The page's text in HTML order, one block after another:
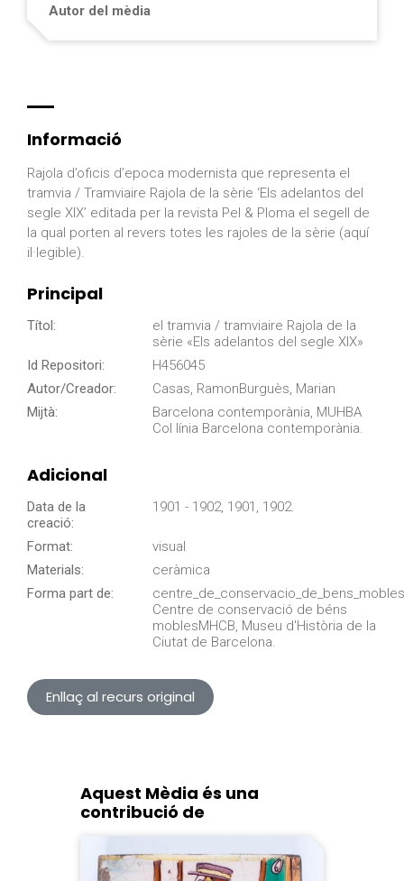
Autor del mèdia
Informació
Rajola d’oficis d’epoca modernista que representa el
tramvia / Tramviaire Rajola de la sèrie ‘Els adelantos del
segle XIX’ editada per la revista Pel & Ploma el segell de
la qual porten al revers totes les rajoles de la sèrie (aquí
il·legible).
Principal
Títol:
el tramvia / tramviaire Rajola de la
sèrie «Els adelantos del segle XIX»
Id Repositori:
H456045
Autor/Creador:
Casas, RamonBurguès, Marian
Mijtà:
Barcelona contemporània, MUHBA
Col línia Barcelona contemporània.
Adicional
Data de la
creació:
1901 - 1902, 1901, 1902.
Format:
visual
Materials:
ceràmica
Forma part de:
Centre de conservació de béns
moblesMHCB, Museu d'Història de la
Ciutat de Barcelona.
Enllaç al recurs original
Aquest Mèdia és una
contribució de